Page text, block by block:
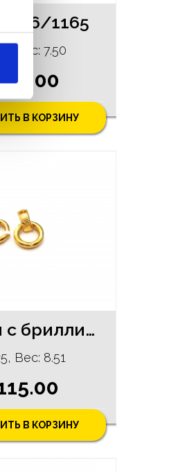
96/1165
Bес: 7.50
В КОРЗИНУ
Серьги с бриллиантами (0.02 ct) 234/5735
Bес: 8.51
В КОРЗИНУ